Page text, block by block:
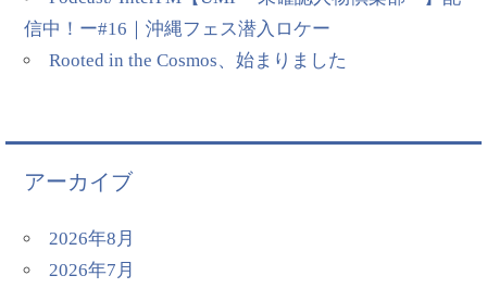
信中！ー#16｜沖縄フェス潜入ロケー
Rooted in the Cosmos、始まりました
アーカイブ
2026年8月
2026年7月